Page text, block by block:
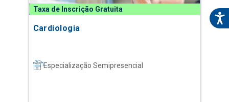
Taxa de Inscrição Gratuita
Cardiologia
Especialização Semipresencial